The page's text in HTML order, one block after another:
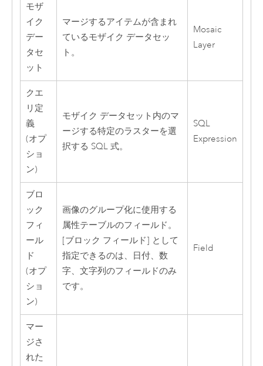
モザ
イク
デー
タセ
ット
マージするアイテムが含まれ
ているモザイク データセッ
ト。
Mosaic
Layer
クエ
リ定
義
(オプ
ショ
ン)
モザイク データセット内のマ
ージする特定のラスターを選
択する SQL 式。
SQL
Expression
ブロ
ック
フィ
ール
ド
(オプ
ショ
ン)
画像のグループ化に使用する
属性テーブルのフィールド。
[ブロック フィールド] として
指定できるのは、日付、数
字、文字列のフィールドのみ
です。
Field
マー
ジさ
れた